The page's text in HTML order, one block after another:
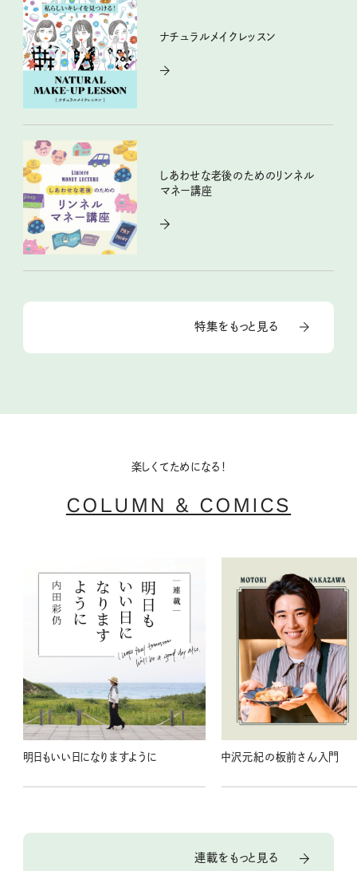
ナチュラルメイクレッスン
しあわせな老後のためのリンネル
マネー講座
特集をもっと見る
楽しくてためになる！
COLUMN & COMICS
明日もいい日になりますように 中沢元紀の板前さん入門
連載をもっと見る